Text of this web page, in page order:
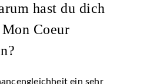
hast du dich
Coeur
ein sehr